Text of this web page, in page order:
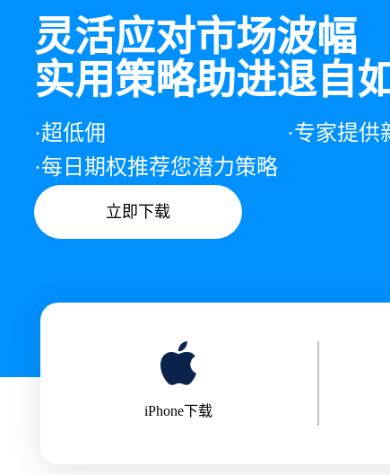
灵活应对市场波幅
实用策略助进退自
·超低佣
·专家提供
·每日期权推荐您潜力策略
立即下载
iPhone下载